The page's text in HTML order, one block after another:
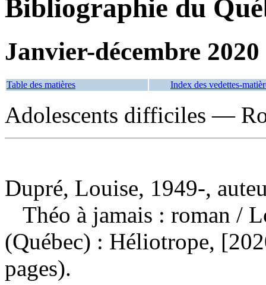
Bibliographie du
Janvier-décembre 2020
Table des matières Index des vedettes-
Adolescents difficiles —
Dupré, Louise, 1949-,
Théo à jamais : roman /
(Québec) : Héliotrope,
pages).